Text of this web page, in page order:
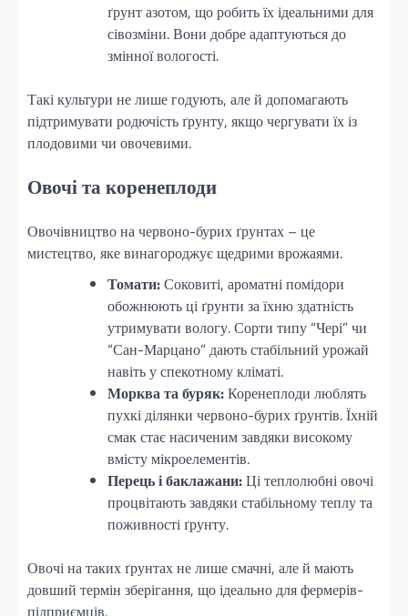
ґрунт азотом, що робить їх ідеальними для
сівозміни. Вони добре адаптуються до
змінної вологості.
Такі культури не лише годують, але й допомагають
підтримувати родючість ґрунту, якщо чергувати їх із
плодовими чи овочевими.
Овочі та коренеплоди
Овочівництво на червоно-бурих ґрунтах – це
мистецтво, яке винагороджує щедрими врожаями.
Томати:Соковиті, ароматні помідори
обожнюють ці ґрунти за їхню здатність
утримувати вологу. Сорти типу “Чері” чи
“Сан-Марцано” дають стабільний урожай
навіть у спекотному кліматі.
Морква та буряк:Коренеплоди люблять
пухкі ділянки червоно-бурих ґрунтів. Їхній
смак стає насиченим завдяки високому
вмісту мікроелементів.
Перець і баклажани:Ці теплолюбні овочі
процвітають завдяки стабільному теплу та
поживності ґрунту.
Овочі на таких ґрунтах не лише смачні, але й мають
довший термін зберігання, що ідеально для фермерів-
підприємців.